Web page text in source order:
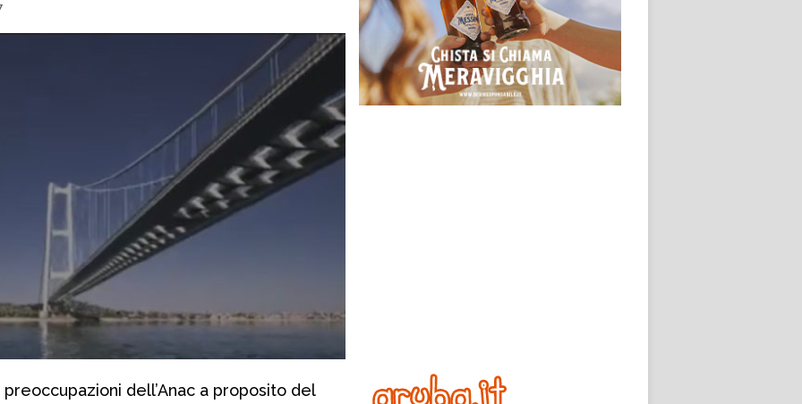
dell’Anac a proposito del